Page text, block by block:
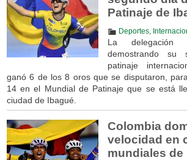
Patinaje de
Deportes,
La delegación
demostrando su
patinaje
ganó 6 de los 8 oros que se disputaron,
14 en el Mundial de Patinaje que se está
ciudad de Ibagué.
Colombia
velocidad en
mundiales de